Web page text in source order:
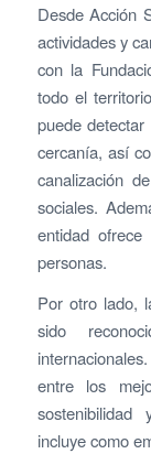
Desde Acción
actividades y
con la
todo el
puede
cercanía, así
canalización
sociales.
entidad
personas.
Por otro lado,
sido
entre los
incluye como